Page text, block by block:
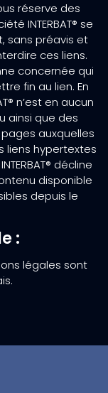
réserve des
INTERBAT® se
sans préavis et
ces liens.
concernée qui
fin au lien. En
n’est en aucun
ainsi que des
auxquelles
liens hypertextes
décline
disponible
depuis le
:
légales sont